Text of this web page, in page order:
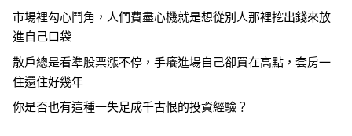
市場裡勾心鬥角，人們費盡心機就是想從別人那裡挖出錢來放
進自己口袋
散戶總是看準股票漲不停，手癢進場自己卻買在高點，套房一
住還住好幾年
你是否也有這種一失足成千古恨的投資經驗？